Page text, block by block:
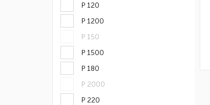
Р 120
Р 1200
Р 150
Р 1500
Р 180
Р 2000
Р 220